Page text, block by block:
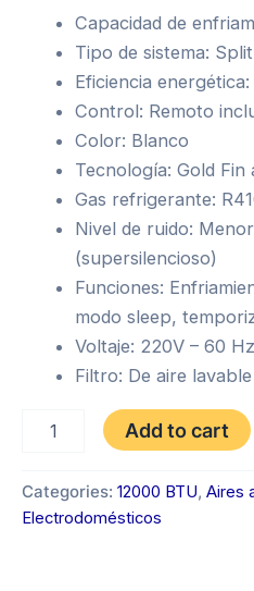
Capacidad de
Tipo de sistema: Split
Eficiencia
Control: Remoto
Color: Blanco
Tecnología: Gold
Gas refrigerante:
Nivel de ruido:
(supersilencioso)
Funciones:
modo sleep,
Voltaje: 220V – 60 Hz
Filtro: De aire lavable
12.000
AMERICAN
START
quantity
Add to cart
Categories: 12000 BTU, Aires
Electrodomésticos